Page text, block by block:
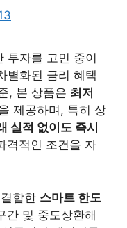
투자를 고민 중이
별화된 금리 혜택
, 본 상품은 최저
제공하며, 특히 상
실적 없이도 즉시
격적인 조건을 자
합한 스마트 한도
간 및 중도상환해